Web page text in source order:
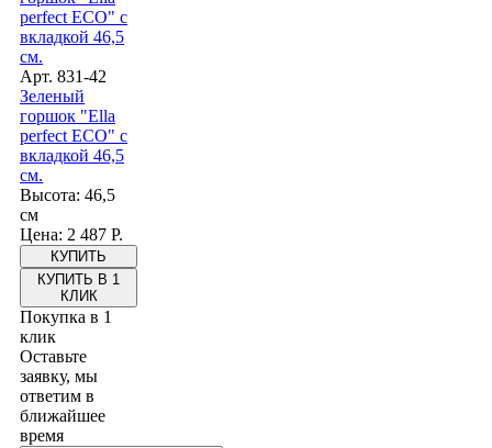
Арт. 831-42
Зеленый
горшок "Ella
perfect ECO" с
вкладкой 46,5
см.
Высота: 46,5
см
Цена: 2 487 Р.
КУПИТЬ В 1
КЛИК
Покупка в 1
клик
Оставьте
заявку, мы
ответим в
ближайшее
время